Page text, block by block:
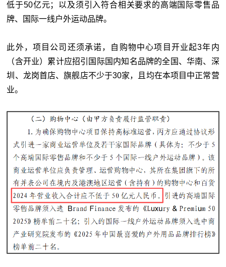
低于50亿元；以及须引入符合相关要求的高端国际零售品
牌、国际一线户外运动品牌。
此外，项目公司还须承诺，自购物中心项目开业起3年内
（含开业）累计应招引国际国内知名品牌的全国、华南、深
圳、龙岗首店、旗舰店不少于30家，且均在本项目中正常营
业。